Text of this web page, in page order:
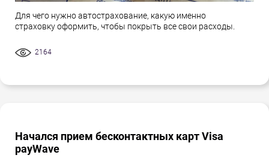
Для чего нужно автострахование, какую именно
страховку оформить, чтобы покрыть все свои расходы.
2164
Начался прием бесконтактных карт Visa
payWave